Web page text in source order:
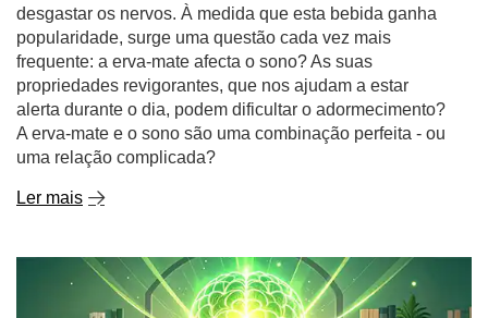
desgastar os nervos. À medida que esta bebida ganha
popularidade, surge uma questão cada vez mais
frequente: a erva-mate afecta o sono? As suas
propriedades revigorantes, que nos ajudam a estar
alerta durante o dia, podem dificultar o adormecimento?
A erva-mate e o sono são uma combinação perfeita - ou
uma relação complicada?
Ler mais